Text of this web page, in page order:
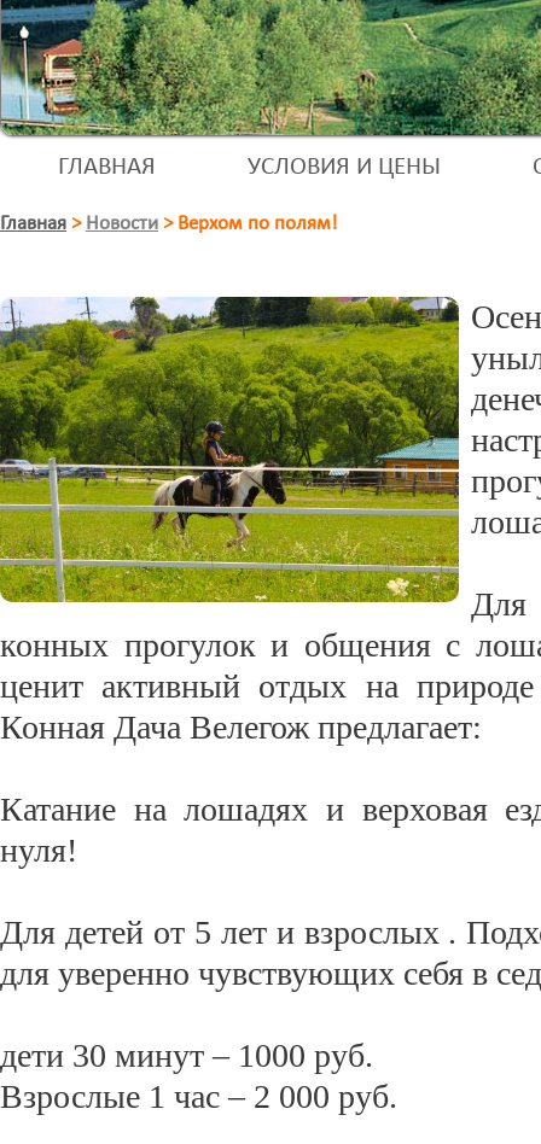
ГЛАВНАЯ УСЛОВИЯ И ЦЕНЫ
Главная > Новости > Верхом по полям!
Для
конных прогулок и общения с
ценит активный отдых на
Конная Дача Велегож предлагает:
Катание на лошадях и верховая
нуля!
Для детей от 5 лет и взрослых .
для уверенно чувствующих себя в
дети 30 минут – 1000 руб.
Взрослые 1 час – 2 000 руб.